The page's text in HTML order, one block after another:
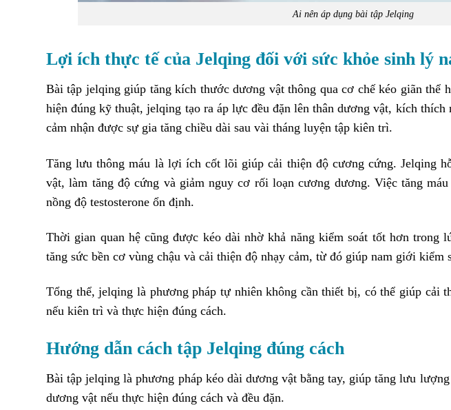
Ai nên áp dụng bài tập Jelqing
Lợi ích thực tế của Jelqing đối với sức khỏe sinh lý
Bài tập jelqing giúp tăng kích thước dương vật thông qua cơ chế kéo giãn thể
hiện đúng kỹ thuật, jelqing tạo ra áp lực đều đặn lên thân dương vật, kích
cảm nhận được sự gia tăng chiều dài sau vài tháng luyện tập kiên trì.
Tăng lưu thông máu là lợi ích cốt lõi giúp cải thiện độ cương cứng. Jelqing
vật, làm tăng độ cứng và giảm nguy cơ rối loạn cương dương. Việc tăng
nồng độ testosterone ổn định.
Thời gian quan hệ cũng được kéo dài nhờ khả năng kiểm soát tốt hơn trong
tăng sức bền cơ vùng chậu và cải thiện độ nhạy cảm, từ đó giúp nam giới kiểm
Tổng thể, jelqing là phương pháp tự nhiên không cần thiết bị, có thể giúp cải
nếu kiên trì và thực hiện đúng cách.
Hướng dẫn cách tập Jelqing đúng cách
Bài tập jelqing là phương pháp kéo dài dương vật bằng tay, giúp tăng lưu
dương vật nếu thực hiện đúng cách và đều đặn.